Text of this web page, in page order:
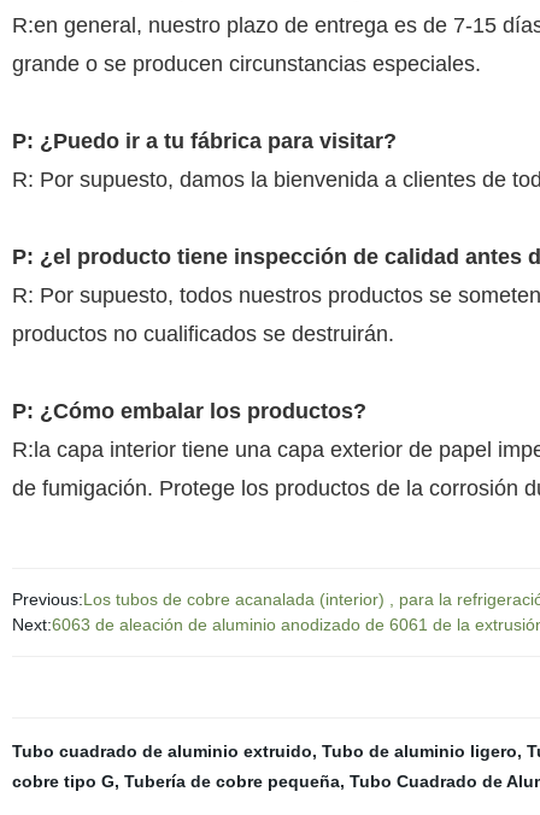
R:en general, nuestro plazo de entrega es de 7-15
grande o se producen circunstancias especiales.
P: ¿Puedo ir a tu fábrica para visitar?
R: Por supuesto, damos la bienvenida a clientes de
P: ¿el producto tiene inspección de calidad antes
R: Por supuesto, todos nuestros productos se
productos no cualificados se destruirán.
P: ¿Cómo embalar los productos?
R:la capa interior tiene una capa exterior de papel
de fumigación. Protege los productos de la corrosión
Previous:Los tubos de cobre acanalada (interior) , para la
Next:6063 de aleación de aluminio anodizado de 6061 de la
Tubo cuadrado de aluminio extruido, Tubo de aluminio ligero,
cobre tipo G, Tubería de cobre pequeña, Tubo Cuadrado de